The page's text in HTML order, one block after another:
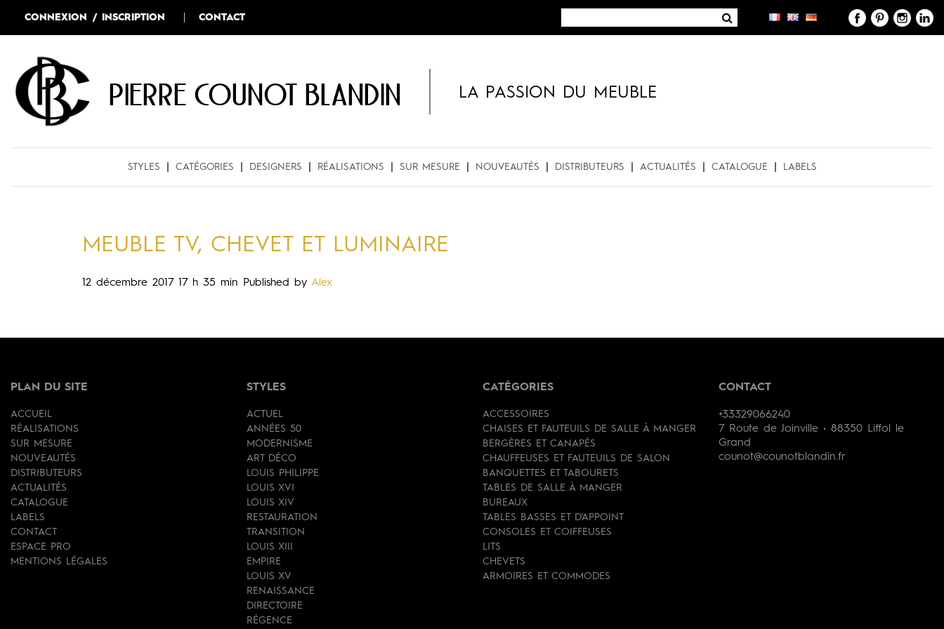
CONNEXION / INSCRIPTION CONTACT
Pierre COUNOT BLANDIN LA PASSION DU MEUBLE
STYLES CATÉGORIES DESIGNERS RÉALISATIONS SUR MESURE NOUVEAUTÉS DISTRIBUTEURS ACTUALITÉS CATALOGUE LABELS
MEUBLE TV, CHEVET ET LUMINAIRE
12 décembre 2017 17 h 35 min Published by Alex
PLAN DU SITE
ACCUEIL
RÉALISATIONS
SUR MESURE
NOUVEAUTÉS
DISTRIBUTEURS
ACTUALITÉS
CATALOGUE
LABELS
CONTACT
ESPACE PRO
MENTIONS LÉGALES
STYLES
ACTUEL
ANNÉES 50
MODERNISME
ART DÉCO
LOUIS PHILIPPE
LOUIS XVI
LOUIS XIV
RESTAURATION
TRANSITION
LOUIS XIII
EMPIRE
LOUIS XV
RENAISSANCE
DIRECTOIRE
RÉGENCE
CATÉGORIES
ACCESSOIRES
CHAISES ET FAUTEUILS DE SALLE À MANGER
BERGÈRES ET CANAPÉS
CHAUFFEUSES ET FAUTEUILS DE SALON
BANQUETTES ET TABOURETS
TABLES DE SALLE À MANGER
BUREAUX
TABLES BASSES ET D'APPOINT
CONSOLES ET COIFFEUSES
LITS
CHEVETS
ARMOIRES ET COMMODES
CONTACT
+33329066240
7 Route de Joinville • 88350 Liffol le
Grand
counot@counotblandin.fr